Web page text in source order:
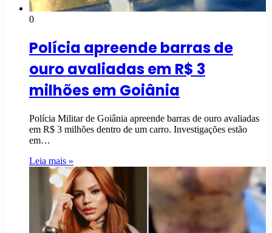
0
Polícia apreende barras de
ouro avaliadas em R$ 3
milhões em Goiânia
Polícia Militar de Goiânia apreende barras de ouro avaliadas
em R$ 3 milhões dentro de um carro. Investigações estão
em…
Leia mais »